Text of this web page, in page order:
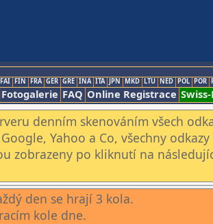
FAI FIN FRA GER GRE INA ITA JPN MKD LTU NED POL POR
Fotogalerie FAQ Online Registrace
denním skenováním všech
Yahoo a Co, všechny
zobrazeny po kliknutí na
den se hrají 3 kola.
kole dne.